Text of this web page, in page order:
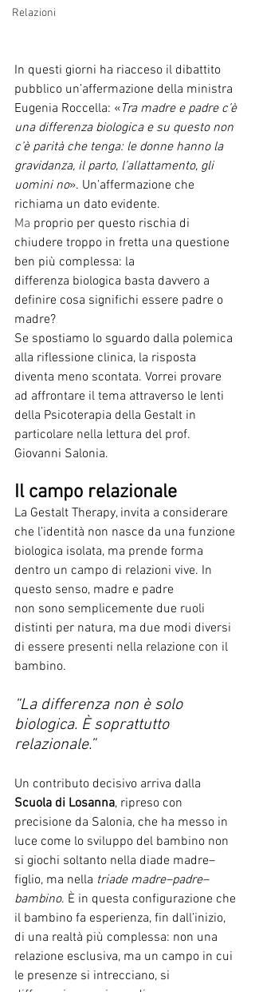
Relazioni
In questi giorni ha riacceso il dibattito
pubblico un’affermazione della ministra
Eugenia Roccella: «Tra madre e padre c’è
una differenza biologica e su questo non
c’è parità che tenga: le donne hanno la
gravidanza, il parto, l’allattamento, gli
uomini no». Un’affermazione che
richiama un dato evidente.
Ma proprio per questo rischia di
chiudere troppo in fretta una questione
ben più complessa: la
differenza biologica basta davvero a
definire cosa significhi essere padre o
madre?
Se spostiamo lo sguardo dalla polemica
alla riflessione clinica, la risposta
diventa meno scontata. Vorrei provare
ad affrontare il tema attraverso le lenti
della Psicoterapia della Gestalt in
particolare nella lettura del prof.
Giovanni Salonia.
Il campo relazionale
La Gestalt Therapy, invita a considerare
che l’identità non nasce da una funzione
biologica isolata, ma prende forma
dentro un campo di relazioni vive. In
questo senso, madre e padre
non sono semplicemente due ruoli
distinti per natura, ma due modi diversi
di essere presenti nella relazione con il
bambino.
“La differenza non è solo
biologica. È soprattutto
relazionale.”
Un contributo decisivo arriva dalla
Scuola di Losanna, ripreso con
precisione da Salonia, che ha messo in
luce come lo sviluppo del bambino non
si giochi soltanto nella diade madre–
figlio, ma nella triade madre–padre–
bambino. È in questa configurazione che
il bambino fa esperienza, fin dall’inizio,
di una realtà più complessa: non una
relazione esclusiva, ma un campo in cui
le presenze si intrecciano, si